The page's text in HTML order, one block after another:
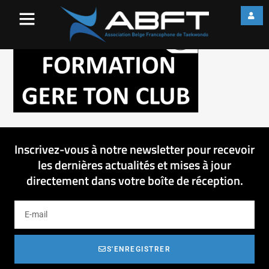
Inscrivez-vous à notre newsletter pour recevoir
les dernières actualités et mises à jour
directement dans votre boîte de réception.
S'ENREGISTRER